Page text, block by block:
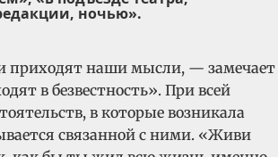
ночью».
приходят наши мысли, — замечает
в безвестность». При всей
в которые возникала
связанной с ними. «Живи